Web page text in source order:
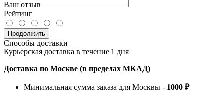
Ваш отзыв
Рейтинг
Продолжить
Способы доставки
Курьерская доставка в течение 1 дня
Доставка по Москве (в пределах МКАД)
Минимальная сумма заказа для Москвы - 1000 ₽